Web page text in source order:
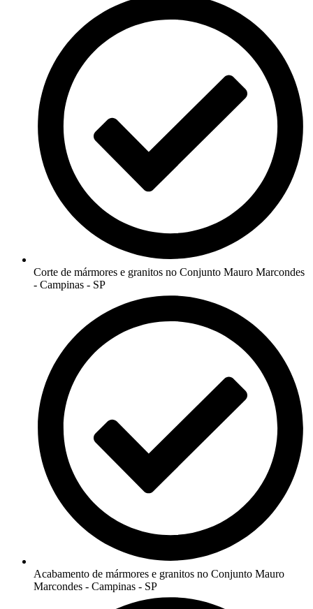
Corte de mármores e granitos no Conjunto Mauro Marcondes
- Campinas - SP
Acabamento de mármores e granitos no Conjunto Mauro
Marcondes - Campinas - SP